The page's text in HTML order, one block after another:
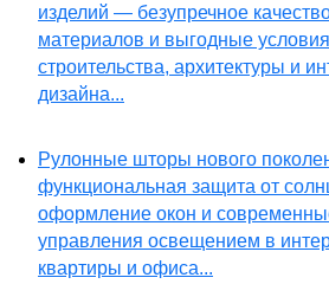
изделий — безупречное
материалов и выгодные
строительства, архитектуры и
дизайна...
Рулонные шторы нового
функциональная защита от
оформление окон и
управления освещением в
квартиры и офиса...